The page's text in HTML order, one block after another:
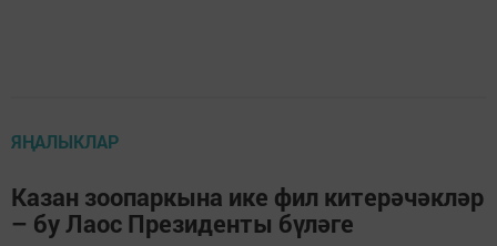
ЯҢАЛЫКЛАР
Казан зоопаркына ике фил китерәчәкләр
– бу Лаос Президенты бүләге